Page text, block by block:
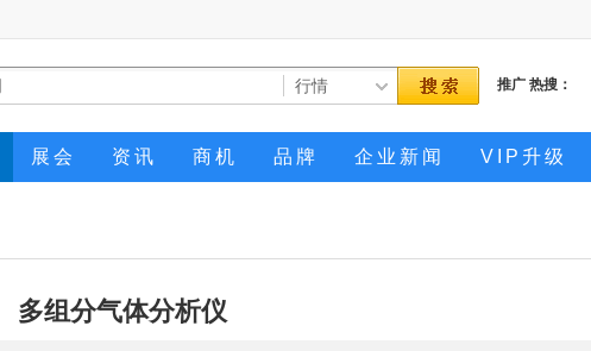
推广 热搜：
展会 资讯 商机 品牌 企业新闻 VIP升级
多组分气体分析仪